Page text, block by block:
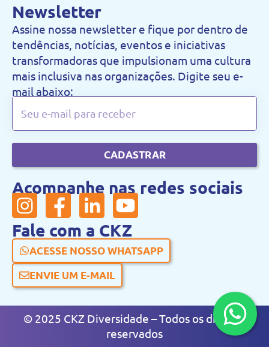
Newsletter
Assine nossa newsletter e fique por dentro de
tendências, notícias, eventos e iniciativas
transformadoras que impulsionam uma cultura
mais inclusiva nas organizações. Digite seu e-
mail abaixo:
CADASTRAR
Acompanhe nas redes sociais
Fale com a CKZ
ACESSE NOSSO WHATSAPP
ENVIE UM E-MAIL
© 2025 CKZ Diversidade – Todos os direitos
reservados